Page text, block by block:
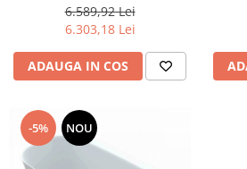
Capace WC softclose
Capace WC clasice
Capace bideuri
Pisoare
6.589,92 Lei
6.303,18 Lei
ADAUGA IN COS
-5% NOU